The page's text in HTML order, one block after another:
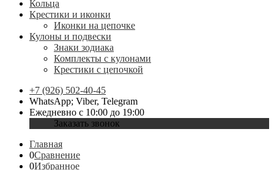
Кольца
Крестики и иконки
Иконки на цепочке
Кулоны и подвески
Знаки зодиака
Комплекты с кулонами
Крестики с цепочкой
+7 (926) 502-40-45
WhatsApp; Viber, Telegram
Ежедневно с 10:00 до 19:00
Заказать звонок
Главная
0Сравнение
0Избранное